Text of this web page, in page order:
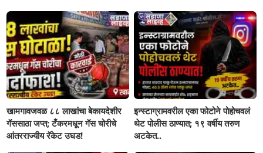
खामगावजवळ ८८ लाखांचा बेकायदेशीर
गॅससाठा जप्त; टँकरमधून गॅस चोरीचे
आंतरराज्यीय रॅकेट उघड!
इन्स्टाग्रामवरील एका फोटोने पोहोचवलं
थेट पोलीस ठाण्यात; १९ वर्षीय तरुण
अटकेत..